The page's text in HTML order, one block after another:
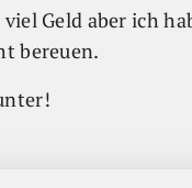
Geld aber ich
bereuen.